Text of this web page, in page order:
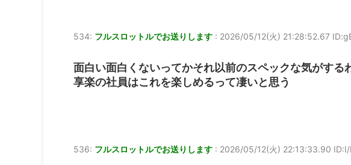
534: フルスロットルでお送りします : 2026/05/12(火) 21:28:52.67
面白い面白くないってかそれ以前のスペックな気がする
享楽の社員はこれを楽しめるって凄いと思う
536: フルスロットルでお送りします : 2026/05/12(火) 22:13:33.90